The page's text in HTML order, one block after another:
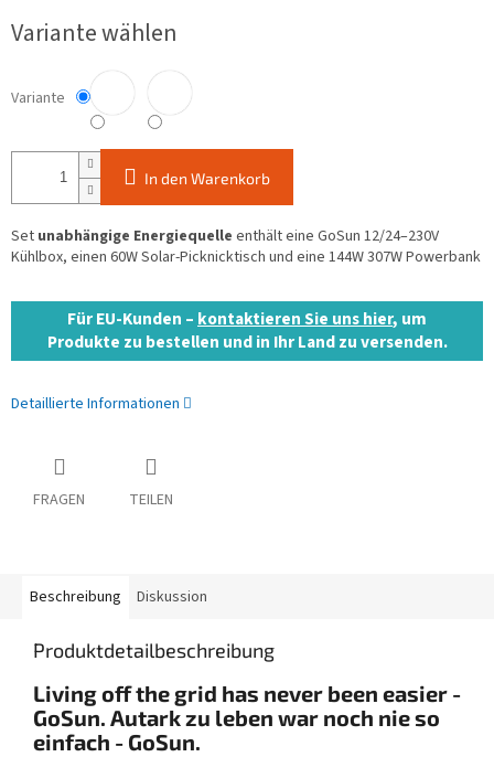
Variante wählen
Variante
In den Warenkorb
Set unabhängige Energiequelle enthält eine GoSun 12/24–230V
Kühlbox, einen 60W Solar-Picknicktisch und eine 144W 307W Powerbank
Für EU-Kunden –kontaktieren Sie uns hier, um
Produkte zu bestellen und in Ihr Land zu versenden.
Detaillierte Informationen
FRAGEN TEILEN
Beschreibung Diskussion
Produktdetailbeschreibung
Living off the grid has never been easier -
GoSun. Autark zu leben war noch nie so
einfach - GoSun.